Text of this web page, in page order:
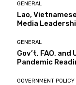
GENERAL
Lao,
Media
GENERAL
Gov’t, FAO, and
Pandemic
GOVERNMENT POLICY